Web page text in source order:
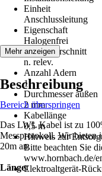
Einheit
Anschlussleitung
Eigenschaft
Halogenfrei
Leiterquerschnitt
n. relev.
Anzahl Adern
1
Durchmesser außen
2 mm
Kabellänge
0,5 m
Hinweis zur
Bitte beachten Sie
www.hornbach.de/
Elektroaltgerät-
Mehr anzeigen
Beschreibung
Bereich überspringen
Das LWL Kabel ist zu
Messprotokoll. Wir bieten
20m an.
Länge: